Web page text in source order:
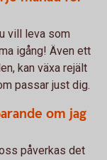
vill leva som
igång! Även ett
kan växa rejält
passar just dig.
om jag
påverkas det